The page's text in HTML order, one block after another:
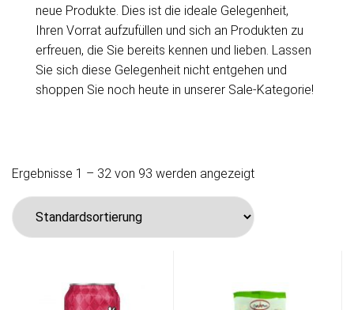
neue Produkte. Dies ist die ideale Gelegenheit,
Ihren Vorrat aufzufüllen und sich an Produkten zu
erfreuen, die Sie bereits kennen und lieben. Lassen
Sie sich diese Gelegenheit nicht entgehen und
shoppen Sie noch heute in unserer Sale-Kategorie!
Ergebnisse 1 – 32 von 93 werden angezeigt